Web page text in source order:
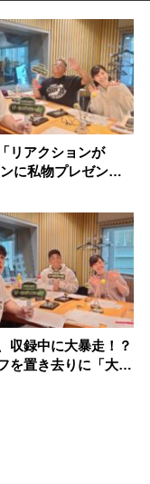
リアクションが
に私物プレゼント
収録中に大暴走！？
を置き去りに「大